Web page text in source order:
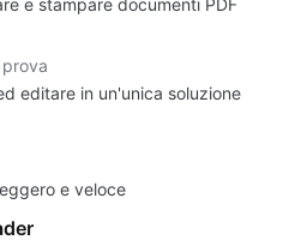
editare in un'unica soluzione
e veloce